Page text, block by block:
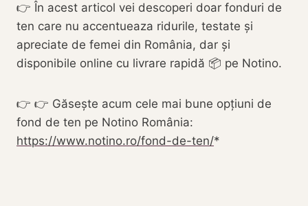
👉 În acest articol vei descoperi doar fonduri de
ten care nu accentueaza ridurile, testate și
apreciate de femei din România, dar și
disponibile online cu livrare rapidă 📦 pe Notino.
👉 👉 Găsește acum cele mai bune opțiuni de
fond de ten pe Notino România:
https://www.notino.ro/fond-de-ten/